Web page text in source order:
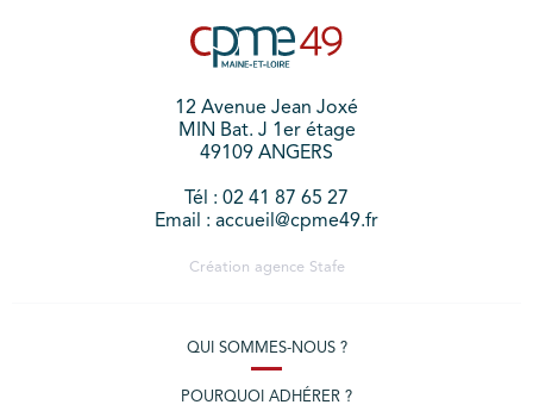
12 Avenue Jean Joxé
MIN Bat. J 1er étage
49109 ANGERS
Tél : 02 41 87 65 27
Email : accueil@cpme49.fr
Création agence Stafe
QUI SOMMES-NOUS ?
POURQUOI ADHÉRER ?